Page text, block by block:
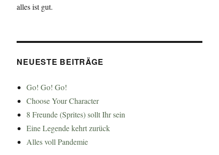
alles ist gut.
NEUESTE BEITRÄGE
Go! Go! Go!
Choose Your Character
8 Freunde (Sprites) sollt Ihr sein
Eine Legende kehrt zurück
Alles voll Pandemie